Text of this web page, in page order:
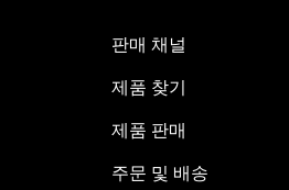
판매 채널
제품 찾기
제품 판매
주문 및 배송